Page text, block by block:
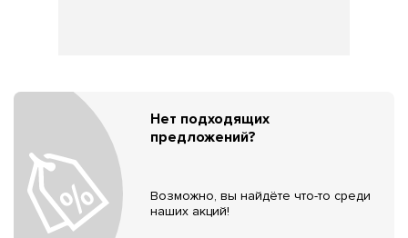
Нет подходящих
предложений?
Возможно, вы найдёте что-то среди
наших акций!